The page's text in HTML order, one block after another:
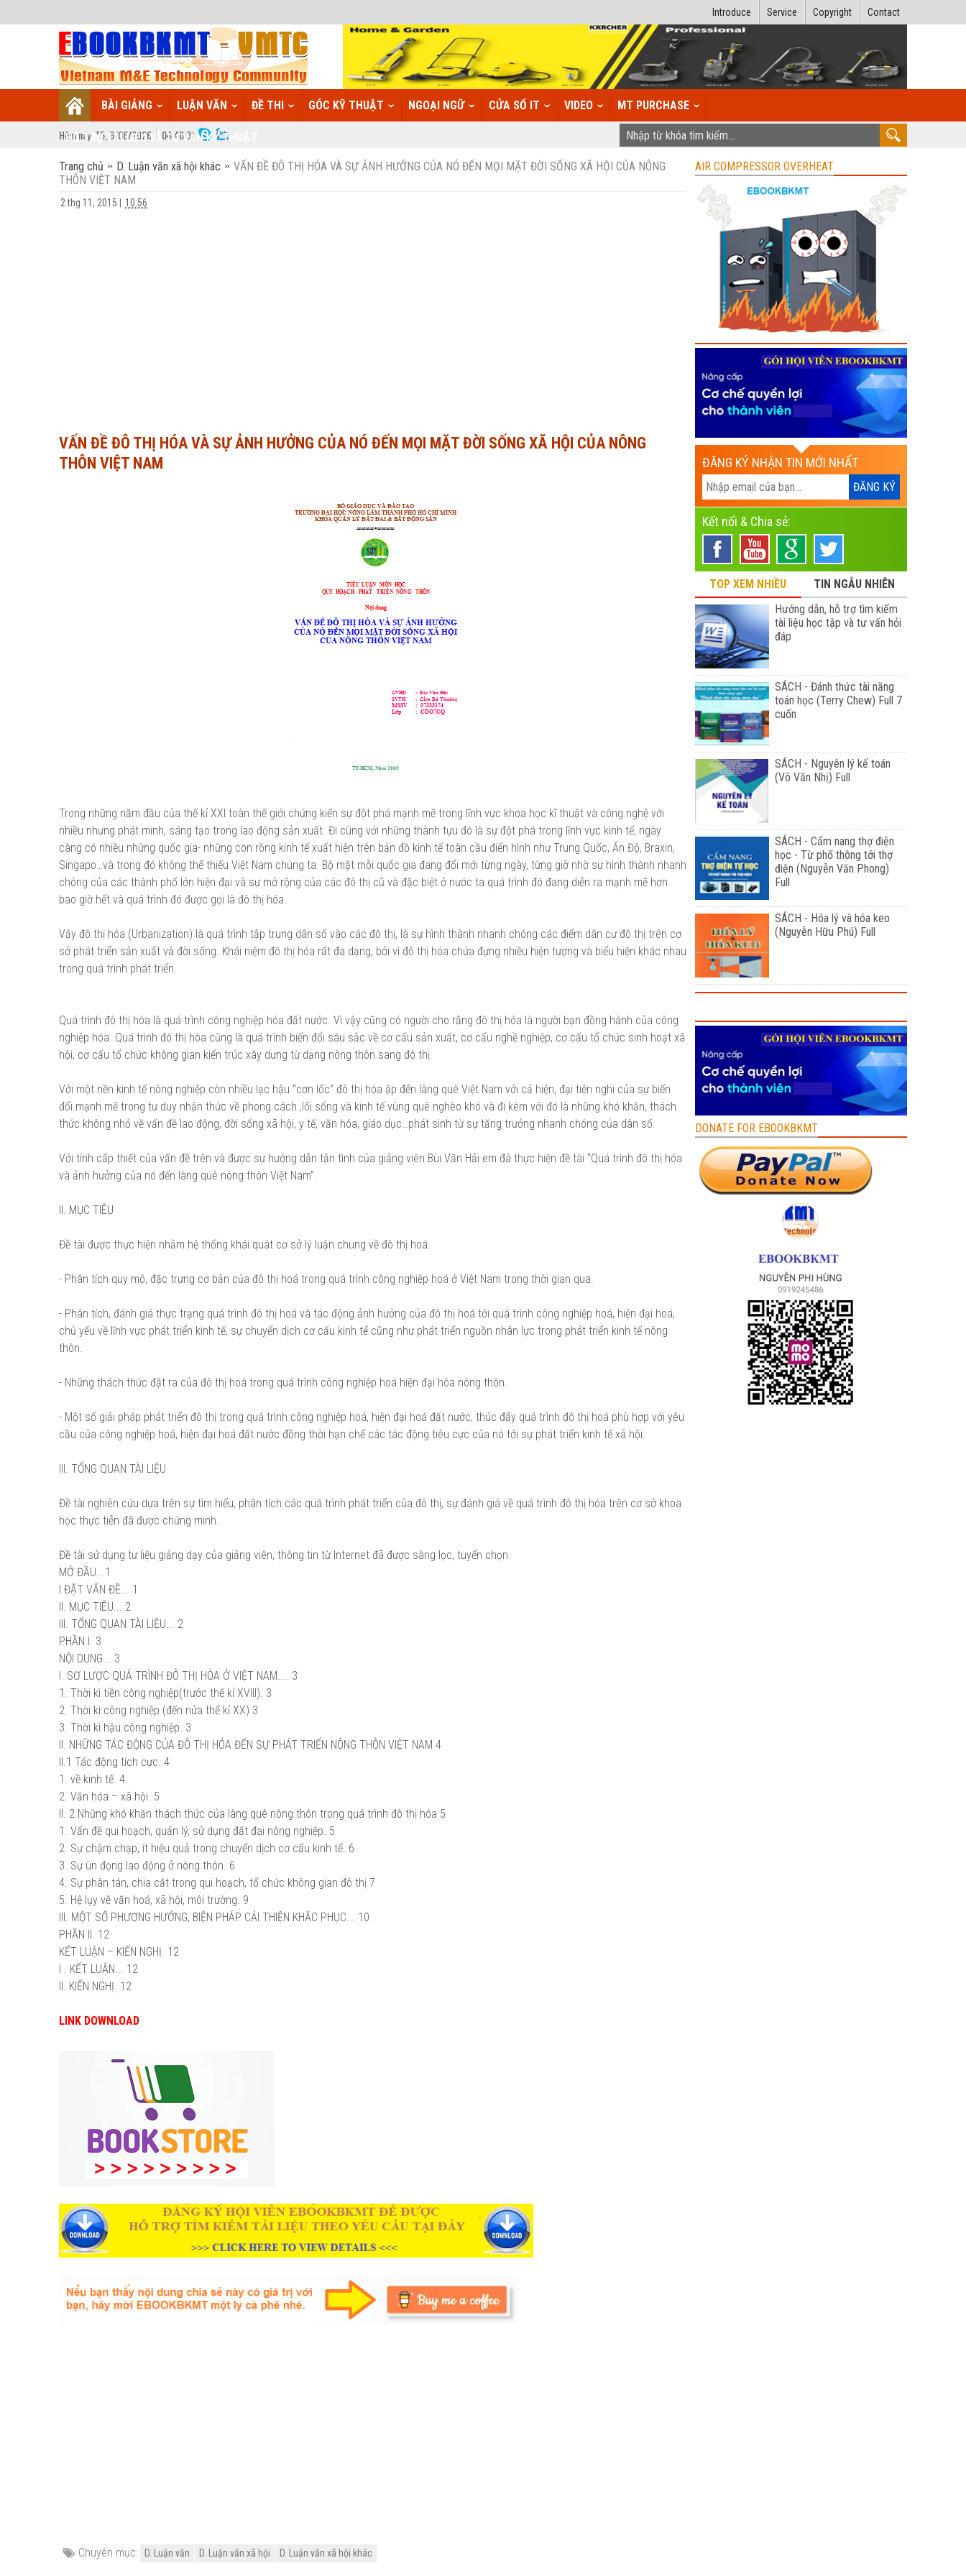
Contact
Copyright
Service
Introduce
BÀI GIẢNG LUẬN VĂN ĐỀ THI GÓC KỸ THUẬT NGOẠI NGỮ CỬA SỔ IT VIDEO MT PURCHASE
HỖ TRỢ TÀI LIỆU VÀ TƯ VẤN KỸ THUẬT
Hôm nay: T5, 6/08/2026 04:40:32
Trang chủ D. Luận văn xã hội khác
VẤN ĐỀ ĐÔ THỊ HÓA VÀ SỰ ẢNH HƯỞNG CỦA NÓ ĐẾN MỌI MẶT ĐỜI SỐNG XÃ HỘI CỦA NÔNG
THÔN VIỆT NAM
2 thg 11, 2015 10:56
VẤN ĐỀ ĐÔ THỊ HÓA VÀ SỰ ẢNH HƯỞNG CỦA NÓ ĐẾN MỌI MẶT ĐỜI SỐNG XÃ HỘI CỦA NÔNG
THÔN VIỆT NAM
Trong những năm đầu của thế kỉ XXI toàn thế giới chứng kiến sự đột phá mạnh mẽ trong lĩnh vực khoa học kĩ thuật và công nghệ với
nhiều nhưng phát minh, sáng tạo trong lao động sản xuất. Đi cùng với những thành tựu đó là sự đột phá trong lĩnh vực kinh tế, ngày
càng có nhiều những quốc gia- những con rồng kinh tế xuất hiện trên bản đồ kinh tế toàn cầu điển hình như Trung Quốc, Ấn Độ, Braxin,
Singapo…và trong đó không thể thiếu Việt Nam chúng ta. Bộ mặt mỗi quốc gia đang đổi mới từng ngày, từng giờ nhờ sự hình thành nhanh
chóng của các thành phố lớn hiện đại và sự mở rộng của các đô thị cũ và đặc biệt ở nước ta quá trình đó đang diễn ra mạnh mẽ hơn
bao giờ hết và quá trình đó được gọi là đô thị hóa.
Vậy đô thị hóa (Urbanization) là quá trình tập trung dân số vào các đô thị, là sự hình thành nhanh chóng các điểm dân cư đô thị trên cơ
sở phát triển sản xuất và đời sống. Khái niệm đô thị hóa rất đa dạng, bởi vì đô thị hóa chứa đựng nhiều hiện tượng và biểu hiện khác nhau
trong quá trình phát triển.
Quá trình đô thị hóa là quá trình công nghiệp hóa đất nước. Vì vậy cũng có người cho rằng đô thị hóa là người bạn đồng hành của công
nghiệp hóa. Quá trình đô thị hóa cũng là quá trình biến đổi sâu sắc về cơ cấu sản xuất, cơ cấu nghề nghiệp, cơ cấu tổ chức sinh hoạt xã
hội, cơ cấu tổ chức không gian kiến trúc xây dưng từ dạng nông thôn sang đô thị.
Với một nền kinh tế nông nghiệp còn nhiều lạc hậu “cơn lốc” đô thị hóa ập đến làng quê Việt Nam với cả hiện, đại tiện nghi của sự biến
đổi mạnh mẽ trong tư duy nhận thức về phong cách ,lối sống và kinh tế vùng quê nghèo khó và đi kèm với đó là những khó khăn, thách
thức không nhỏ về vấn đề lao động, đời sống xã hội, y tế, văn hóa, giáo dục…phát sinh từ sự tăng trưởng nhanh chóng của dân số.
Với tính cấp thiết của vấn đề trên và được sự hướng dẫn tận tình của giảng viên Bùi Văn Hải em đã thực hiện đề tài “Quá trình đô thị hóa
và ảnh hưởng của nó đến làng quê nông thôn Việt Nam”.
II. MỤC TIÊU
Đề tài được thực hiện nhằm hệ thống khái quát cơ sở lý luận chung về đô thị hoá.
- Phân tích quy mô, đặc trưng cơ bản của đô thị hoá trong quá trình công nghiệp hoá ở Việt Nam trong thời gian qua.
- Phân tích, đánh giá thực trạng quá trình đô thị hoá và tác động ảnh hưởng của đô thị hoá tới quá trình công nghiệp hoá, hiện đại hoá,
chủ yếu về lĩnh vực phát triển kinh tế, sự chuyển dịch cơ cấu kinh tế cũng như phát triển nguồn nhân lực trong phát triển kinh tế nông
thôn.
- Những thách thức đặt ra của đô thị hoá trong quá trình công nghiệp hoá hiện đại hóa nông thôn.
- Một số giải pháp phát triển đô thị trong quá trình công nghiệp hoá, hiện đại hoá đất nước, thúc đẩy quá trình đô thị hoá phù hợp với yêu
cầu của công nghiệp hoá, hiện đại hoá đất nước đồng thời hạn chế các tác động tiêu cực của nó tới sự phát triển kinh tế xã hội.
III. TỔNG QUAN TÀI LIỆU
Đề tài nghiên cứu dựa trên sự tìm hiểu, phân tích các quá trình phát triển của đô thị, sự đánh giá về quá trình đô thị hóa trên cơ sở khoa
học thực tiễn đã được chứng minh.
Đề tài sử dụng tư liệu giảng dạy của giảng viên, thông tin từ Internet đã được sàng lọc, tuyển chọn.
MỞ ĐẦU.. 1
I ĐẶT VẤN ĐỀ... 1
II. MỤC TIÊU... 2
III. TỔNG QUAN TÀI LIỆU... 2
PHẦN I. 3
NỘI DUNG... 3
I. SƠ LƯỢC QUÁ TRÌNH ĐÔ THỊ HÓA Ở VIỆT NAM.... 3
1. Thời kì tiền công nghiệp(trước thế kỉ XVIII). 3
2. Thời kì công nghiệp (đến nửa thế kỉ XX) 3
3. Thời kì hậu công nghiệp. 3
II. NHỮNG TÁC ĐỘNG CỦA ĐÔ THỊ HÓA ĐẾN SỰ PHÁT TRIỂN NÔNG THÔN VIỆT NAM 4
II.1 Tác động tích cực. 4
1. về kinh tế. 4
2. Văn hóa – xã hội. 5
II. 2 Những khó khăn thách thức của làng quê nông thôn trong quá trình đô thị hóa 5
1. Vấn đề qui hoạch, quản lý, sử dụng đất đai nông nghiệp. 5
2. Sự chậm chạp, ít hiệu quả trong chuyển dịch cơ cấu kinh tế. 6
3. Sự ùn đọng lao động ở nông thôn. 6
4. Sự phân tán, chia cắt trong qui hoạch, tổ chức không gian đô thị 7
5. Hệ lụy về văn hoá, xã hội, môi trường. 9
III. MỘT SỐ PHƯƠNG HƯỚNG, BIỆN PHÁP CẢI THIỆN KHẮC PHỤC... 10
PHẦN II. 12
KẾT LUẬN – KIẾN NGHỊ. 12
I . KẾT LUẬN... 12
II. KIẾN NGHỊ. 12
LINK DOWNLOAD
Chuyên mục: D. Luận văn D. Luận văn xã hội D. Luận văn xã hội khác
AIR COMPRESSOR OVERHEAT
ĐĂNG KÝ NHẬN TIN MỚI NHẤT
Kết nối & Chia sẻ:
TOP XEM NHIỀU
TIN NGẪU NHIÊN
Hướng dẫn, hỗ trợ tìm kiếm
tài liệu học tập và tư vấn hỏi
đáp
SÁCH - Đánh thức tài năng
toán học (Terry Chew) Full 7
cuốn
SÁCH - Nguyên lý kế toán
(Võ Văn Nhị) Full
SÁCH - Cẩm nang thợ điện
học - Từ phổ thông tới thợ
điện (Nguyễn Văn Phong)
Full
SÁCH - Hóa lý và hóa keo
(Nguyễn Hữu Phú) Full
DONATE FOR EBOOKBKMT